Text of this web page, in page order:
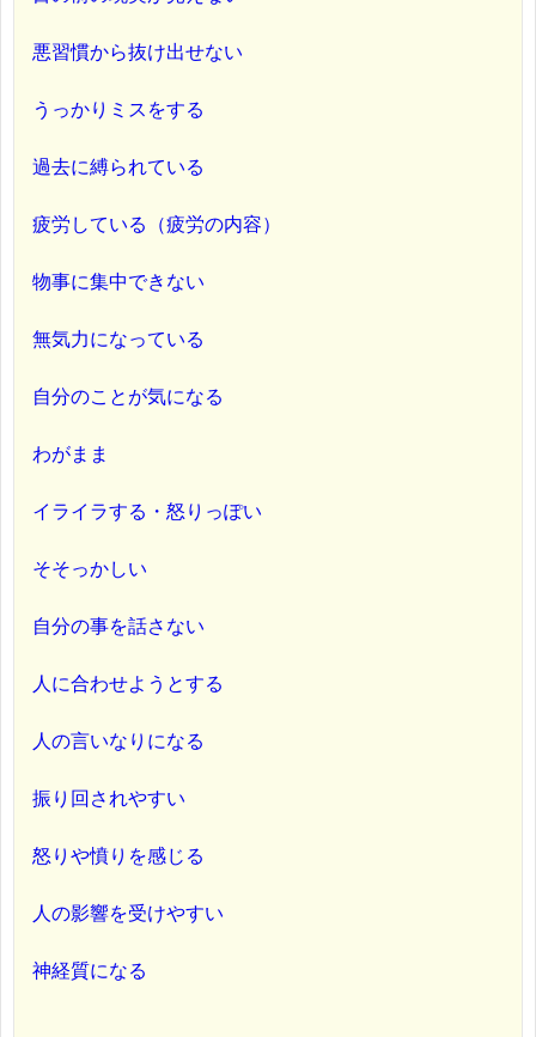
悪習慣から抜け出せない
うっかりミスをする
過去に縛られている
疲労している（疲労の内容）
物事に集中できない
無気力になっている
自分のことが気になる
わがまま
イライラする・怒りっぽい
そそっかしい
自分の事を話さない
人に合わせようとする
人の言いなりになる
振り回されやすい
怒りや憤りを感じる
人の影響を受けやすい
神経質になる